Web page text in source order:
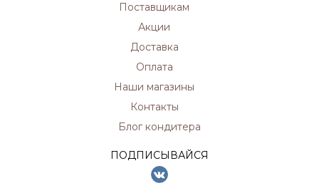
Поставщикам
Акции
Доставка
Оплата
Наши магазины
Контакты
Блог кондитера
ПОДПИСЫВАЙСЯ